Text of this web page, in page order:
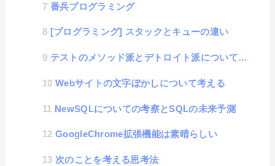
番兵プログラミング
[プログラミング] スタックとキューの違い
テストのメソッド派とデトロイト派についての話
Webサイトの文字ぼかしについて考える
NewSQLについての考察とSQLの未来予測
GoogleChrome拡張機能は素晴らしい
次のことを考える思考法